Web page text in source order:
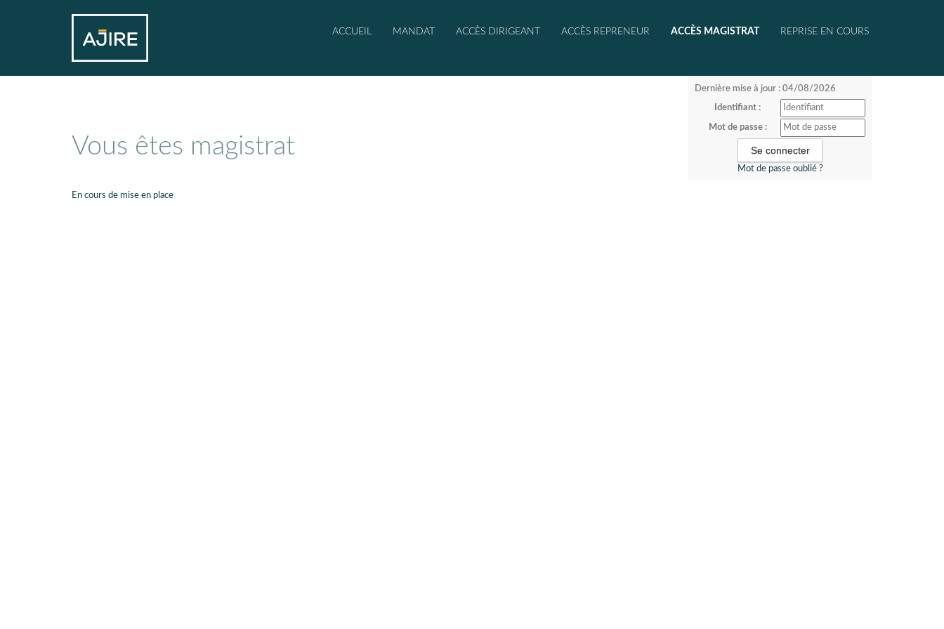
ACCUEIL MANDAT ACCÈS DIRIGEANT ACCÈS REPRENEUR ACCÈS MAGISTRAT REPRISE EN COURS
Dernière mise à jour : 04/08/2026
Identifiant :
Mot de passe :
Mot de passe oublié ?
Vous êtes magistrat
En cours de mise en place